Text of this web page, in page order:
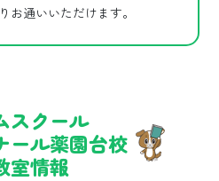
通いいただけます。
スクール
ール薬園台校
室情報